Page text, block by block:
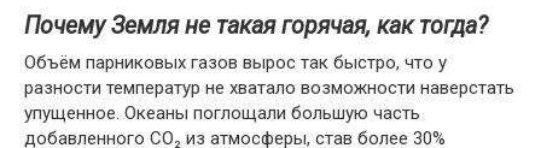
Почему Земля не такая горячая, как тогда?
Объём парниковых газов вырос так быстро, что у
разности температур не хватало возможности наверстать
упущенное. Океаны поглощали большую часть
добавленного CO₂ из атмосферы, став более 30%